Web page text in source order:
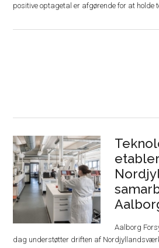
positive optagetal er afgørende for at holde
Aalborg
dag understøtter driften af